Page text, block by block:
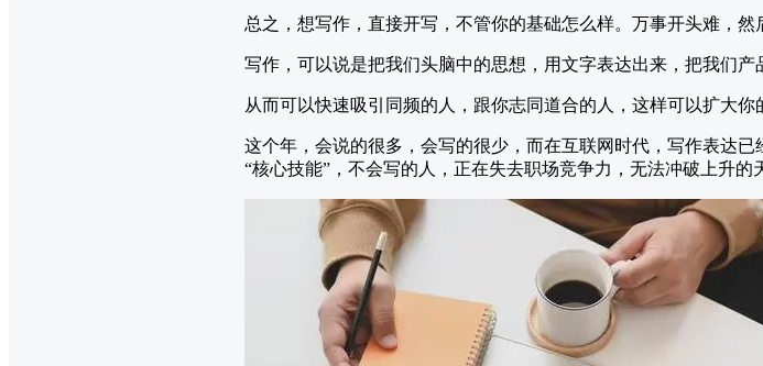
总之，想写作，直接开写，不管你的基础怎么样。万事开头难，然
写作，可以说是把我们头脑中的思想，用文字表达出来，把我们产
从而可以快速吸引同频的人，跟你志同道合的人，这样可以扩大你
这个年，会说的很多，会写的很少，而在互联网时代，写作表达
“核心技能”，不会写的人，正在失去职场竞争力，无法冲破上升的